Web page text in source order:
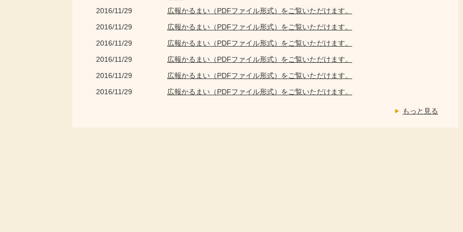
2016/11/29
広報かるまい（PDFファイル形式）をご覧いただけます。
2016/11/29
広報かるまい（PDFファイル形式）をご覧いただけます。
2016/11/29
広報かるまい（PDFファイル形式）をご覧いただけます。
2016/11/29
広報かるまい（PDFファイル形式）をご覧いただけます。
2016/11/29
広報かるまい（PDFファイル形式）をご覧いただけます。
2016/11/29
広報かるまい（PDFファイル形式）をご覧いただけます。
もっと見る